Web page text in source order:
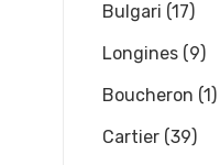
Bulgari (17)
Longines (9)
Boucheron (1)
Cartier (39)